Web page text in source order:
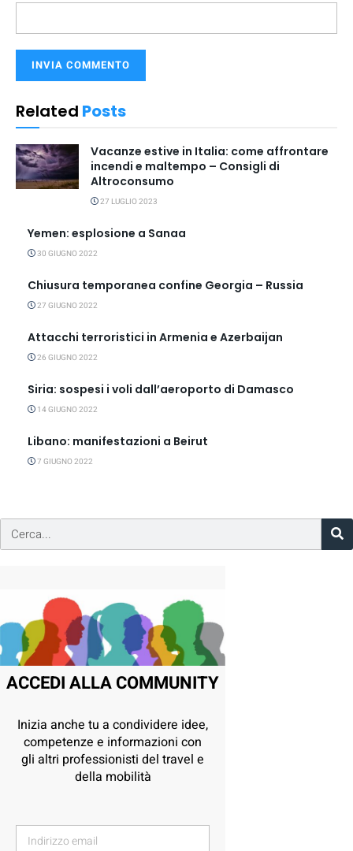
Related Posts
Vacanze estive in Italia: come affrontare
incendi e maltempo – Consigli di
Altroconsumo
27 LUGLIO 2023
Yemen: esplosione a Sanaa
30 GIUGNO 2022
Chiusura temporanea confine Georgia – Russia
27 GIUGNO 2022
Attacchi terroristici in Armenia e Azerbaijan
26 GIUGNO 2022
Siria: sospesi i voli dall’aeroporto di Damasco
14 GIUGNO 2022
Libano: manifestazioni a Beirut
7 GIUGNO 2022
ACCEDI ALLA COMMUNITY
Inizia anche tu a condividere idee,
competenze e informazioni con
gli altri professionisti del travel e
della mobilità